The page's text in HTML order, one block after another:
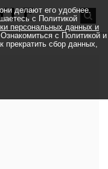
делают его удобнее.
с Политикой
персональных данных и
с Политикой и
сбор данных,